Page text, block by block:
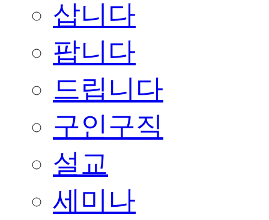
삽니다
팝니다
드립니다
구인구직
설교
세미나